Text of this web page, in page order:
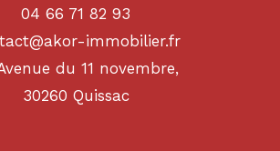
04 66 71 82 93
immobilier.fr
du 11 novembre,
30260
quissac